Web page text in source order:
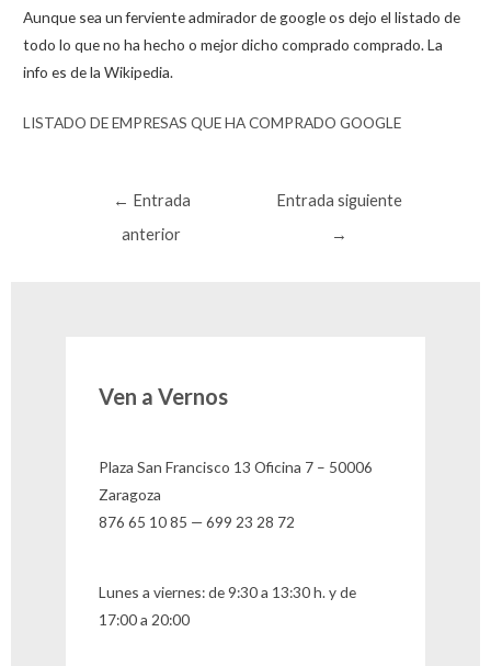
Aunque sea un ferviente admirador de google os dejo el listado de
todo lo que no ha hecho o mejor dicho comprado comprado. La
info es de la Wikipedia.
LISTADO DE EMPRESAS QUE HA COMPRADO GOOGLE
Navegación
← Entrada
anterior
Entrada siguiente
→
Ven a Vernos
Plaza San Francisco 13 Oficina 7 – 50006
Zaragoza
876 65 10 85 — 699 23 28 72
Lunes a viernes: de 9:30 a 13:30 h. y de
17:00 a 20:00